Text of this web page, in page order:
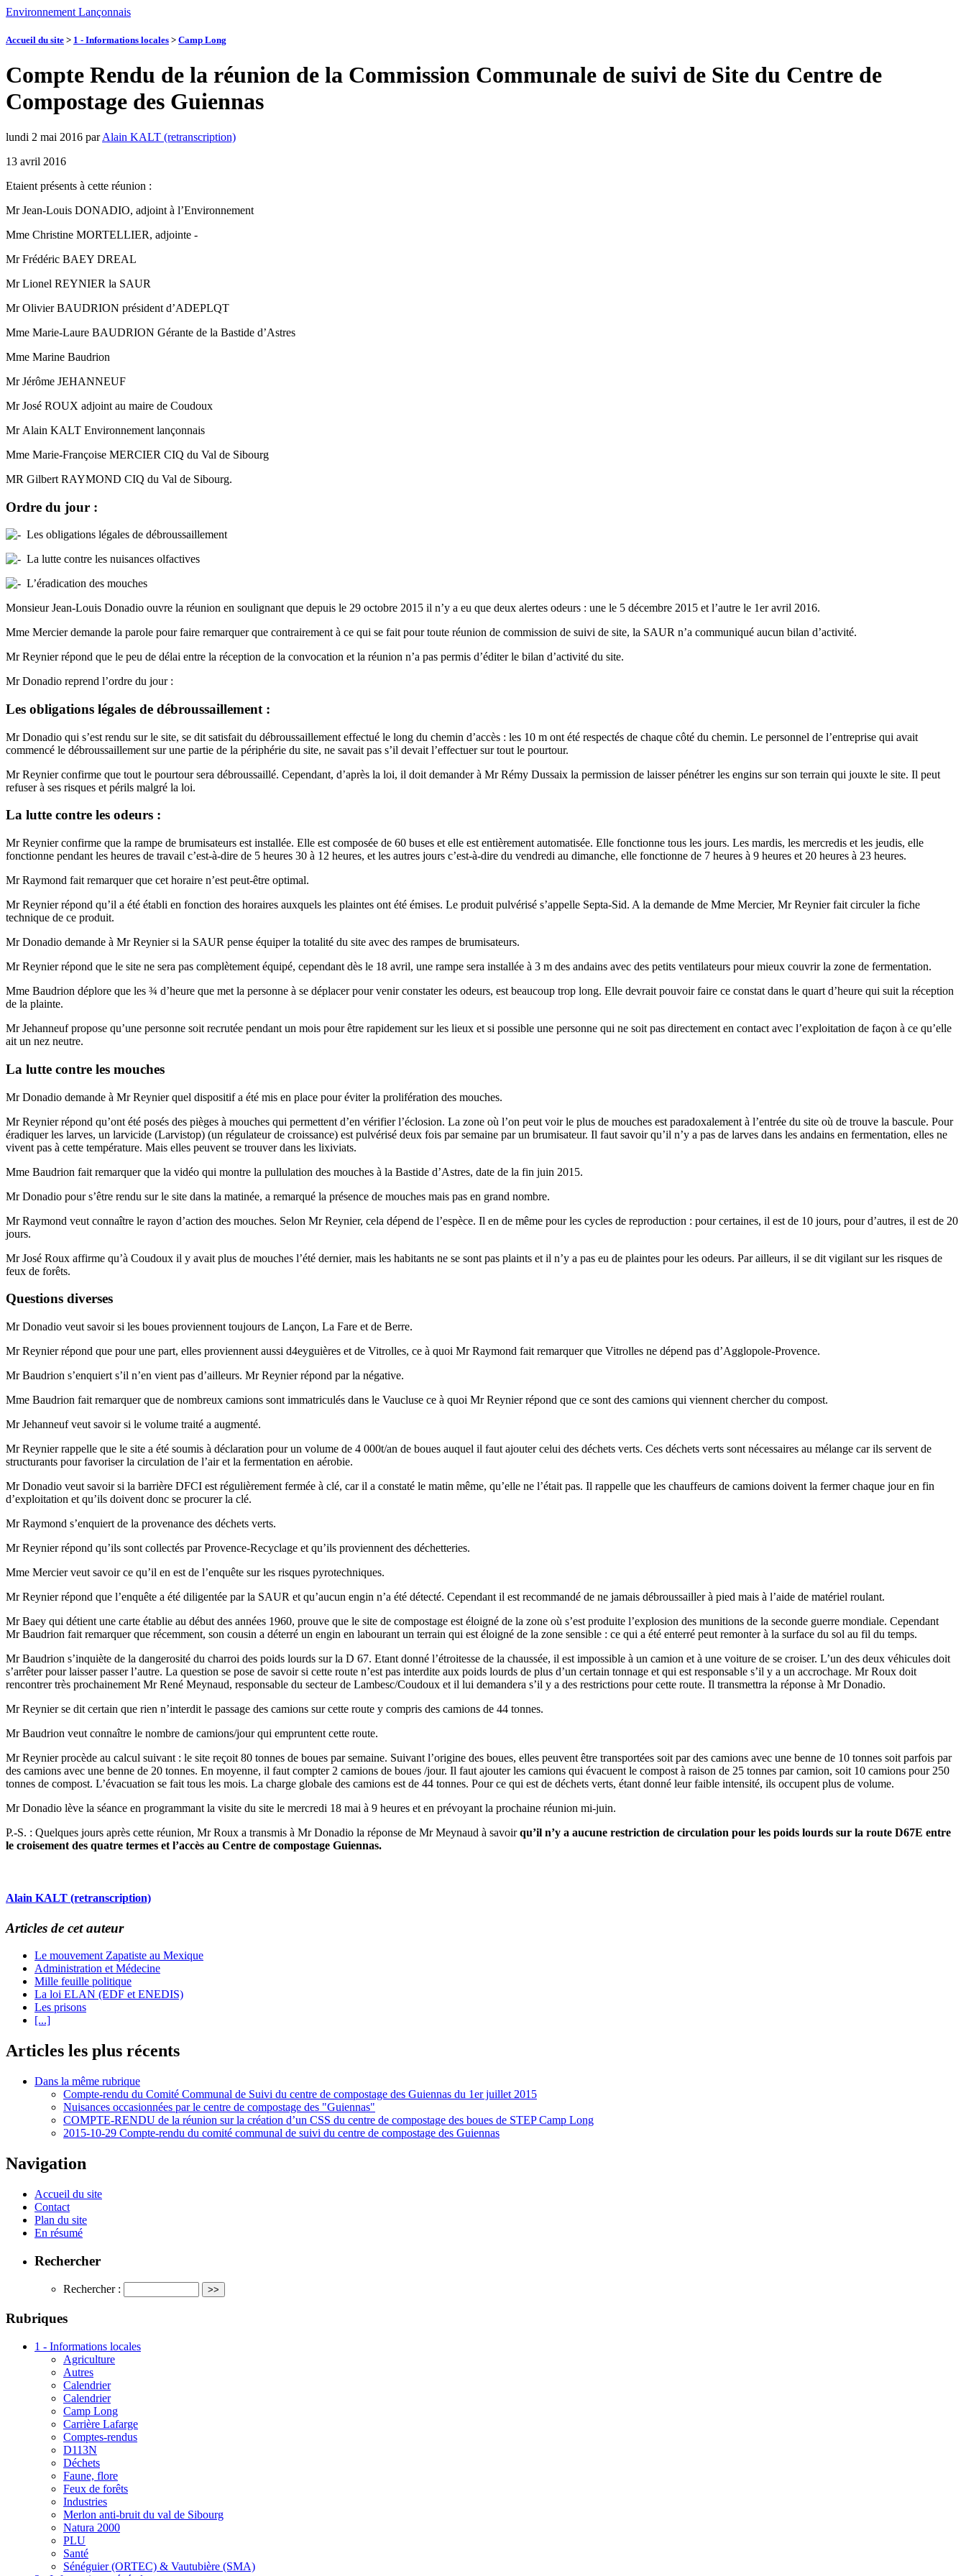
Environnement Lançonnais
Accueil du site > 1 - Informations locales > Camp Long
Compte Rendu de la réunion de la Commission Communale de suivi de Site du Centre de
Compostage des Guiennas
lundi 2 mai 2016 parAlain KALT (retranscription)
13 avril 2016
Etaient présents à cette réunion :
Mr Jean-Louis DONADIO, adjoint à l’Environnement
Mme Christine MORTELLIER, adjointe -
Mr Frédéric BAEY DREAL
Mr Lionel REYNIER la SAUR
Mr Olivier BAUDRION président d’ADEPLQT
Mme Marie-Laure BAUDRION Gérante de la Bastide d’Astres
Mme Marine Baudrion
Mr Jérôme JEHANNEUF
Mr José ROUX adjoint au maire de Coudoux
Mr Alain KALT Environnement lançonnais
Mme Marie-Françoise MERCIER CIQ du Val de Sibourg
MR Gilbert RAYMOND CIQ du Val de Sibourg.
Ordre du jour :
Les obligations légales de débroussaillement
La lutte contre les nuisances olfactives
L’éradication des mouches
Monsieur Jean-Louis Donadio ouvre la réunion en soulignant que depuis le 29 octobre 2015 il n’y a eu que deux alertes odeurs : une le 5 décembre 2015 et l’autre le 1er avril 2016.
Mme Mercier demande la parole pour faire remarquer que contrairement à ce qui se fait pour toute réunion de commission de suivi de site, la SAUR n’a communiqué aucun bilan d’activité.
Mr Reynier répond que le peu de délai entre la réception de la convocation et la réunion n’a pas permis d’éditer le bilan d’activité du site.
Mr Donadio reprend l’ordre du jour :
Les obligations légales de débroussaillement :
Mr Donadio qui s’est rendu sur le site, se dit satisfait du débroussaillement effectué le long du chemin d’accès : les 10 m ont été respectés de chaque côté du chemin. Le personnel de l’entreprise qui avait
commencé le débroussaillement sur une partie de la périphérie du site, ne savait pas s’il devait l’effectuer sur tout le pourtour.
Mr Reynier confirme que tout le pourtour sera débroussaillé. Cependant, d’après la loi, il doit demander à Mr Rémy Dussaix la permission de laisser pénétrer les engins sur son terrain qui jouxte le site. Il peut
refuser à ses risques et périls malgré la loi.
La lutte contre les odeurs :
Mr Reynier confirme que la rampe de brumisateurs est installée. Elle est composée de 60 buses et elle est entièrement automatisée. Elle fonctionne tous les jours. Les mardis, les mercredis et les jeudis, elle
fonctionne pendant les heures de travail c’est-à-dire de 5 heures 30 à 12 heures, et les autres jours c’est-à-dire du vendredi au dimanche, elle fonctionne de 7 heures à 9 heures et 20 heures à 23 heures.
Mr Raymond fait remarquer que cet horaire n’est peut-être optimal.
Mr Reynier répond qu’il a été établi en fonction des horaires auxquels les plaintes ont été émises. Le produit pulvérisé s’appelle Septa-Sid. A la demande de Mme Mercier, Mr Reynier fait circuler la fiche
technique de ce produit.
Mr Donadio demande à Mr Reynier si la SAUR pense équiper la totalité du site avec des rampes de brumisateurs.
Mr Reynier répond que le site ne sera pas complètement équipé, cependant dès le 18 avril, une rampe sera installée à 3 m des andains avec des petits ventilateurs pour mieux couvrir la zone de fermentation.
Mme Baudrion déplore que les ¾ d’heure que met la personne à se déplacer pour venir constater les odeurs, est beaucoup trop long. Elle devrait pouvoir faire ce constat dans le quart d’heure qui suit la réception
de la plainte.
Mr Jehanneuf propose qu’une personne soit recrutée pendant un mois pour être rapidement sur les lieux et si possible une personne qui ne soit pas directement en contact avec l’exploitation de façon à ce qu’elle
ait un nez neutre.
La lutte contre les mouches
Mr Donadio demande à Mr Reynier quel dispositif a été mis en place pour éviter la prolifération des mouches.
Mr Reynier répond qu’ont été posés des pièges à mouches qui permettent d’en vérifier l’éclosion. La zone où l’on peut voir le plus de mouches est paradoxalement à l’entrée du site où de trouve la bascule. Pour
éradiquer les larves, un larvicide (Larvistop) (un régulateur de croissance) est pulvérisé deux fois par semaine par un brumisateur. Il faut savoir qu’il n’y a pas de larves dans les andains en fermentation, elles ne
vivent pas à cette température. Mais elles peuvent se trouver dans les lixiviats.
Mme Baudrion fait remarquer que la vidéo qui montre la pullulation des mouches à la Bastide d’Astres, date de la fin juin 2015.
Mr Donadio pour s’être rendu sur le site dans la matinée, a remarqué la présence de mouches mais pas en grand nombre.
Mr Raymond veut connaître le rayon d’action des mouches. Selon Mr Reynier, cela dépend de l’espèce. Il en de même pour les cycles de reproduction : pour certaines, il est de 10 jours, pour d’autres, il est de 20
jours.
Mr José Roux affirme qu’à Coudoux il y avait plus de mouches l’été dernier, mais les habitants ne se sont pas plaints et il n’y a pas eu de plaintes pour les odeurs. Par ailleurs, il se dit vigilant sur les risques de
feux de forêts.
Questions diverses
Mr Donadio veut savoir si les boues proviennent toujours de Lançon, La Fare et de Berre.
Mr Reynier répond que pour une part, elles proviennent aussi d4eyguières et de Vitrolles, ce à quoi Mr Raymond fait remarquer que Vitrolles ne dépend pas d’Agglopole-Provence.
Mr Baudrion s’enquiert s’il n’en vient pas d’ailleurs. Mr Reynier répond par la négative.
Mme Baudrion fait remarquer que de nombreux camions sont immatriculés dans le Vaucluse ce à quoi Mr Reynier répond que ce sont des camions qui viennent chercher du compost.
Mr Jehanneuf veut savoir si le volume traité a augmenté.
Mr Reynier rappelle que le site a été soumis à déclaration pour un volume de 4 000t/an de boues auquel il faut ajouter celui des déchets verts. Ces déchets verts sont nécessaires au mélange car ils servent de
structurants pour favoriser la circulation de l’air et la fermentation en aérobie.
Mr Donadio veut savoir si la barrière DFCI est régulièrement fermée à clé, car il a constaté le matin même, qu’elle ne l’était pas. Il rappelle que les chauffeurs de camions doivent la fermer chaque jour en fin
d’exploitation et qu’ils doivent donc se procurer la clé.
Mr Raymond s’enquiert de la provenance des déchets verts.
Mr Reynier répond qu’ils sont collectés par Provence-Recyclage et qu’ils proviennent des déchetteries.
Mme Mercier veut savoir ce qu’il en est de l’enquête sur les risques pyrotechniques.
Mr Reynier répond que l’enquête a été diligentée par la SAUR et qu’aucun engin n’a été détecté. Cependant il est recommandé de ne jamais débroussailler à pied mais à l’aide de matériel roulant.
Mr Baey qui détient une carte établie au début des années 1960, prouve que le site de compostage est éloigné de la zone où s’est produite l’explosion des munitions de la seconde guerre mondiale. Cependant
Mr Baudrion fait remarquer que récemment, son cousin a déterré un engin en labourant un terrain qui est éloigné de la zone sensible : ce qui a été enterré peut remonter à la surface du sol au fil du temps.
Mr Baudrion s’inquiète de la dangerosité du charroi des poids lourds sur la D 67. Etant donné l’étroitesse de la chaussée, il est impossible à un camion et à une voiture de se croiser. L’un des deux véhicules doit
s’arrêter pour laisser passer l’autre. La question se pose de savoir si cette route n’est pas interdite aux poids lourds de plus d’un certain tonnage et qui est responsable s’il y a un accrochage. Mr Roux doit
rencontrer très prochainement Mr René Meynaud, responsable du secteur de Lambesc/Coudoux et il lui demandera s’il y a des restrictions pour cette route. Il transmettra la réponse à Mr Donadio.
Mr Reynier se dit certain que rien n’interdit le passage des camions sur cette route y compris des camions de 44 tonnes.
Mr Baudrion veut connaître le nombre de camions/jour qui empruntent cette route.
Mr Reynier procède au calcul suivant : le site reçoit 80 tonnes de boues par semaine. Suivant l’origine des boues, elles peuvent être transportées soit par des camions avec une benne de 10 tonnes soit parfois par
des camions avec une benne de 20 tonnes. En moyenne, il faut compter 2 camions de boues /jour. Il faut ajouter les camions qui évacuent le compost à raison de 25 tonnes par camion, soit 10 camions pour 250
tonnes de compost. L’évacuation se fait tous les mois. La charge globale des camions est de 44 tonnes. Pour ce qui est de déchets verts, étant donné leur faible intensité, ils occupent plus de volume.
Mr Donadio lève la séance en programmant la visite du site le mercredi 18 mai à 9 heures et en prévoyant la prochaine réunion mi-juin.
P.-S. : Quelques jours après cette réunion, Mr Roux a transmis à Mr Donadio la réponse de Mr Meynaud à savoirqu’il n’y a aucune restriction de circulation pour les poids lourds sur la route D67E entre
le croisement des quatre termes et l’accès au Centre de compostage Guiennas.
Alain KALT (retranscription)
Articles de cet auteur
Le mouvement Zapatiste au Mexique
Administration et Médecine
Mille feuille politique
La loi ELAN (EDF et ENEDIS)
Les prisons
[...]
Articles les plus récents
Dans la même rubrique
Compte-rendu du Comité Communal de Suivi du centre de compostage des Guiennas du 1er juillet 2015
Nuisances occasionnées par le centre de compostage des "Guiennas"
COMPTE-RENDU de la réunion sur la création d’un CSS du centre de compostage des boues de STEP Camp Long
2015-10-29 Compte-rendu du comité communal de suivi du centre de compostage des Guiennas
Navigation
Accueil du site
Contact
Plan du site
En résumé
Rechercher
Rechercher :
Rubriques
1 - Informations locales
Agriculture
Autres
Calendrier
Calendrier
Camp Long
Carrière Lafarge
Comptes-rendus
D113N
Déchets
Faune, flore
Feux de forêts
Industries
Merlon anti-bruit du val de Sibourg
Natura 2000
PLU
Santé
Sénéguier (ORTEC) & Vautubière (SMA)